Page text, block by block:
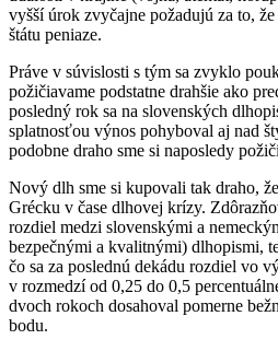
vyšší úrok zvyčajne požadujú za to,
štátu peniaze.
Práve v súvislosti s tým sa zvyklo
požičiavame podstatne drahšie ako
posledný rok sa na slovenských
splatnosťou výnos pohyboval aj nad
podobne draho sme si naposledy
Nový dlh sme si kupovali tak draho,
Grécku v čase dlhovej krízy.
rozdiel medzi slovenskými a
bezpečnými a kvalitnými) dlhopismi,
čo sa za poslednú dekádu rozdiel vo
v rozmedzí od 0,25 do 0,5
dvoch rokoch dosahoval pomerne
bodu.